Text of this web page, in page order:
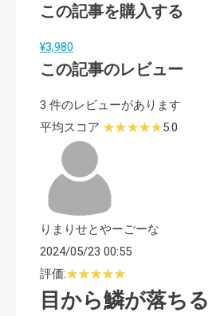
この記事を購入する
¥3,980
この記事のレビュー
3 件のレビューがあります
平均スコア
5.0
りまりせとやーごーな
2024/05/23 00:55
評価:
目から鱗が落ちる